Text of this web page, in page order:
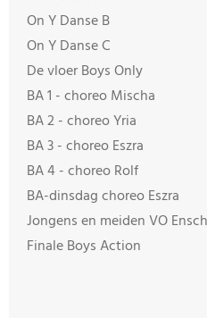
On Y Danse B
On Y Danse C
De vloer Boys Only
BA 1 - choreo Mischa
BA 2 - choreo Yria
BA 3 - choreo Eszra
BA 4 - choreo Rolf
BA-dinsdag choreo Eszra
Jongens en meiden VO
Finale Boys Action